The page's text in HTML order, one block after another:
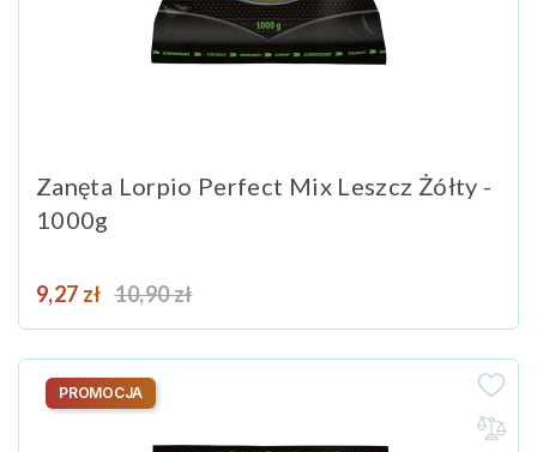
Zanęta Lorpio Perfect Mix Leszcz Żółty -
1000g
Cena
9,27 zł Cena podstawowa
10,90 zł
PROMOCJA